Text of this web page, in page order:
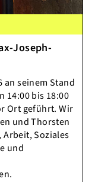
Joseph-
an seinem Stand
14:00 bis 18:00
Ort geführt. Wir
und Thorsten
Soziales
und